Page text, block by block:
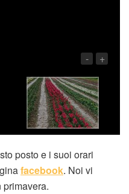
- +
posto e i suoi orari
facebook. Noi vi